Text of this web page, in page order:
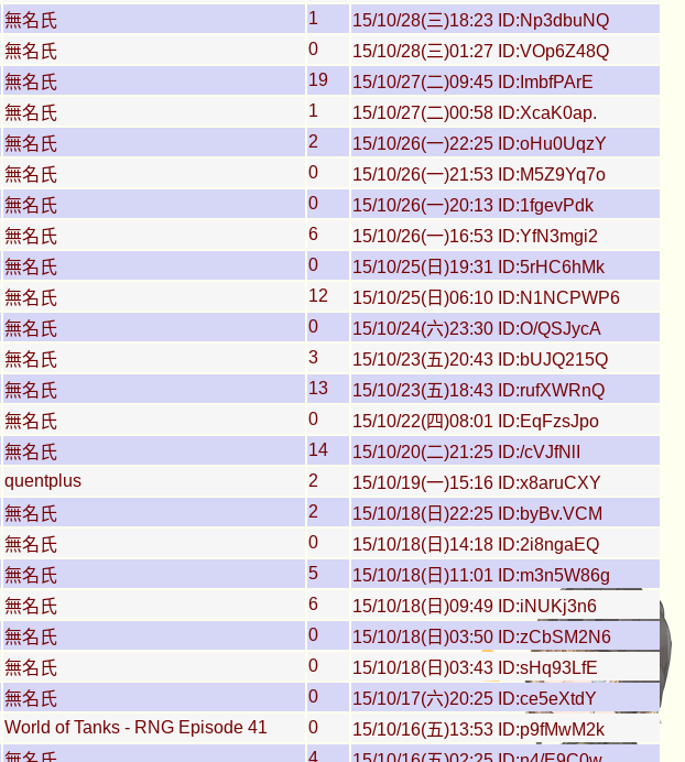
無名氏 1
15/10/28(三)18:23 ID:Np3dbuNQ
無名氏 0
15/10/28(三)01:27 ID:VOp6Z48Q
無名氏 19
15/10/27(二)09:45 ID:ImbfPArE
無名氏 1
15/10/27(二)00:58 ID:XcaK0ap.
無名氏 2
15/10/26(一)22:25 ID:oHu0UqzY
無名氏 0
15/10/26(一)21:53 ID:M5Z9Yq7o
無名氏 0
15/10/26(一)20:13 ID:1fgevPdk
無名氏 6
15/10/26(一)16:53 ID:YfN3mgi2
無名氏 0
15/10/25(日)19:31 ID:5rHC6hMk
無名氏 12
15/10/25(日)06:10 ID:N1NCPWP6
無名氏 0
15/10/24(六)23:30 ID:O/QSJycA
無名氏 3
15/10/23(五)20:43 ID:bUJQ215Q
無名氏 13
15/10/23(五)18:43 ID:rufXWRnQ
無名氏 0
15/10/22(四)08:01 ID:EqFzsJpo
無名氏 14
15/10/20(二)21:25 ID:/cVJfNlI
quentplus 2
15/10/19(一)15:16 ID:x8aruCXY
無名氏 2
15/10/18(日)22:25 ID:byBv.VCM
無名氏 0
15/10/18(日)14:18 ID:2i8ngaEQ
無名氏 5
15/10/18(日)11:01 ID:m3n5W86g
無名氏 6
15/10/18(日)09:49 ID:iNUKj3n6
無名氏 0
15/10/18(日)03:50 ID:zCbSM2N6
無名氏 0
15/10/18(日)03:43 ID:sHq93LfE
無名氏 0
15/10/17(六)20:25 ID:ce5eXtdY
World of Tanks - RNG Episode 41 0
15/10/16(五)13:53 ID:p9fMwM2k
4